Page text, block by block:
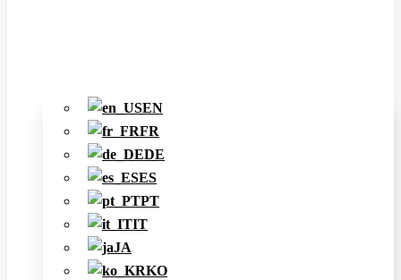
EN
FR
DE
ES
PT
IT
JA
KO